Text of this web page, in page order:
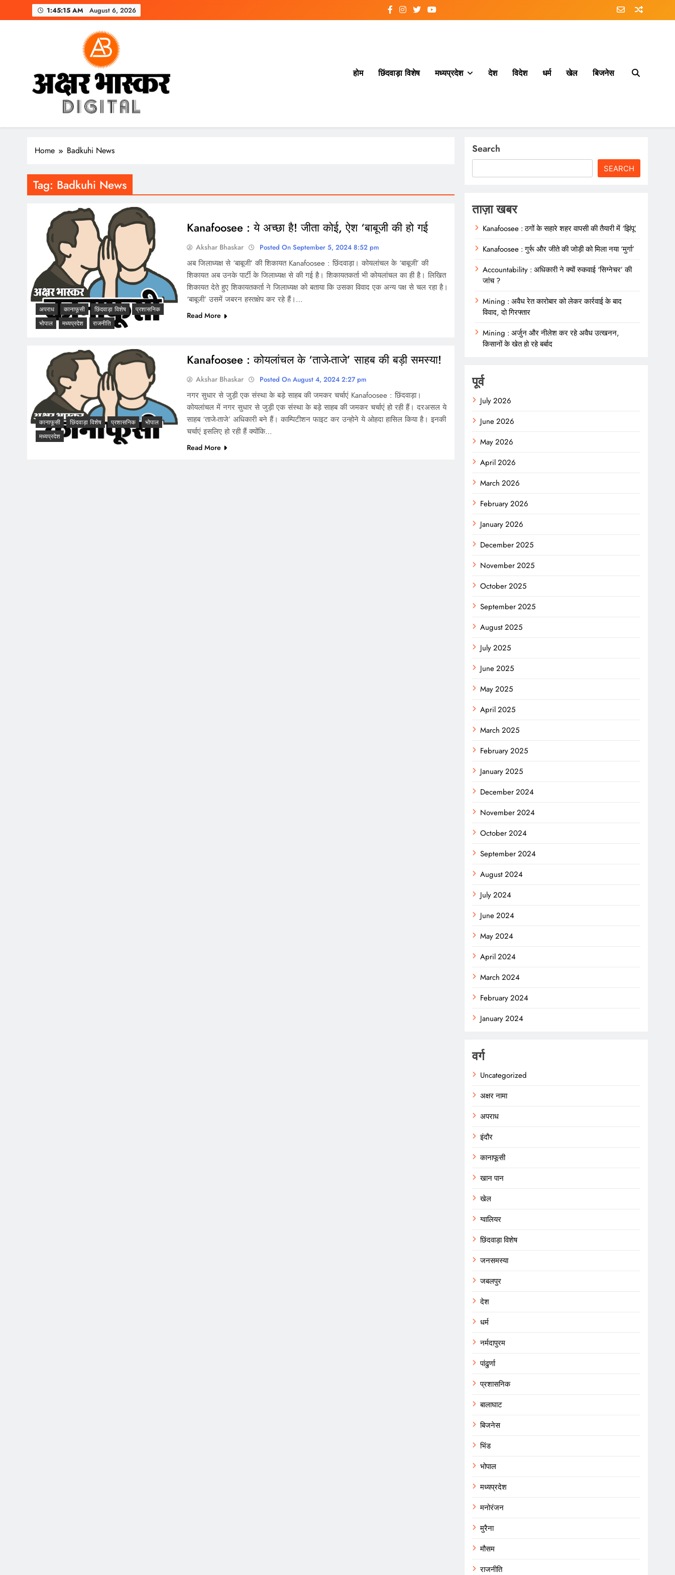
to
1:45:16 AM August 6, 2026
अक्षर भास्कर
डिजिटल
होम छिंदवाड़ा विशेष मध्यप्रदेश देश विदेश धर्म खेल बिजनेस
Home Badkuhi News
Tag: Badkuhi News
अपराध कानाफूसी छिंदवाड़ा विशेष
प्रशासनिक
भोपाल
मध्यप्रदेश राजनीति
Kanafoosee : ये अच्छा है! जीता कोई, ऐश ‘बाबूजी की हो गई
Akshar Bhaskar Posted On September 5, 2024 8:52 pm
अब जिलाध्यक्ष से ‘बाबूजी’ की शिकायत Kanafoosee : छिंदवाड़ा। कोयलांचल के ‘बाबूजी’ की
शिकायत अब उनके पार्टी के जिलाध्यक्ष से की गई है। शिकायतकर्ता भी कोयलांचल का ही है। लिखित
शिकायत देते हुए शिकायतकर्ता ने जिलाध्यक्ष को बताया कि उसका विवाद एक अन्य पक्ष से चल रहा है।
‘बाबूजी’ उसमें जबरन हस्तक्षेप कर रहे हैं।…
Read More
कानाफूसी छिंदवाड़ा विशेष प्रशासनिक
भोपाल
मध्यप्रदेश
Kanafoosee : कोयलांचल के ‘ताजे-ताजे’ साहब की बड़ी समस्या!
Akshar Bhaskar Posted On August 4, 2024 2:27 pm
नगर सुधार से जुड़ी एक संस्था के बड़े साहब की जमकर चर्चाएं Kanafoosee : छिंदवाड़ा।
कोयलांचल में नगर सुधार से जुड़ी एक संस्था के बड़े साहब की जमकर चर्चाएं हो रही हैं। दरअसल ये
साहब ‘ताजे-ताजे’ अधिकारी बने हैं। काम्पिटीशन फाइट कर उन्होने ये ओहदा हासिल किया है। इनकी
चर्चाएं इसलिए हो रही हैं क्योंकि…
Read More
Search
SEARCH
ताज़ा खबर
Kanafoosee : ठगों के सहारे शहर वापसी की तैयारी में ‘झिंपू’
Kanafoosee : गुर्रू और जीते की जोड़ी को मिला नया ‘मुर्गा’
Accountability : अधिकारी ने क्यों रुकवाई ‘सिग्नेचर’ की
जांच ?
Mining : अवैध रेत कारोबार को लेकर कार्रवाई के बाद
विवाद, दो गिरफ्तार
Mining : अर्जुन और नीलेश कर रहे अवैध उत्खनन,
किसानों के खेत हो रहे बर्बाद
पूर्व
July 2026
June 2026
May 2026
April 2026
March 2026
February 2026
January 2026
December 2025
November 2025
October 2025
September 2025
August 2025
July 2025
June 2025
May 2025
April 2025
March 2025
February 2025
January 2025
December 2024
November 2024
October 2024
September 2024
August 2024
July 2024
June 2024
May 2024
April 2024
March 2024
February 2024
January 2024
वर्ग
Uncategorized
अक्षर नामा
अपराध
इंदौर
कानाफूसी
खान पान
खेल
ग्वालियर
छिंदवाड़ा विशेष
जनसमस्या
जबलपुर
देश
धर्म
नर्मदापुरम
पांढुर्णा
प्रशासनिक
बालाघाट
बिजनेस
भिंड
भोपाल
मध्यप्रदेश
मनोरंजन
मुरैना
मौसम
राजनीति